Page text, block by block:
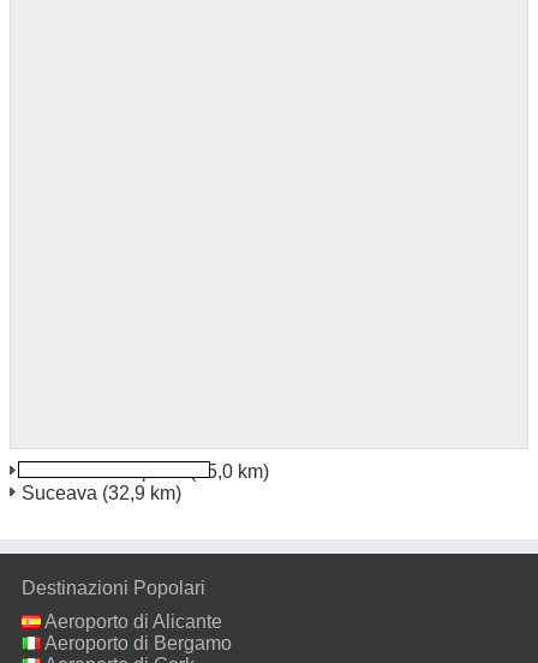
(25,0 km)
Suceava (32,9 km)
Destinazioni Popolari
Aeroporto di Alicante
Aeroporto di Bergamo